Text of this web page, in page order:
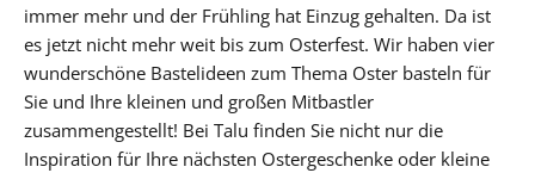
immer mehr und der Frühling hat Einzug gehalten. Da ist
es jetzt nicht mehr weit bis zum Osterfest. Wir haben vier
wunderschöne Bastelideen zum Thema Oster basteln für
Sie und Ihre kleinen und großen Mitbastler
zusammengestellt! Bei Talu finden Sie nicht nur die
Inspiration für Ihre nächsten Ostergeschenke oder kleine